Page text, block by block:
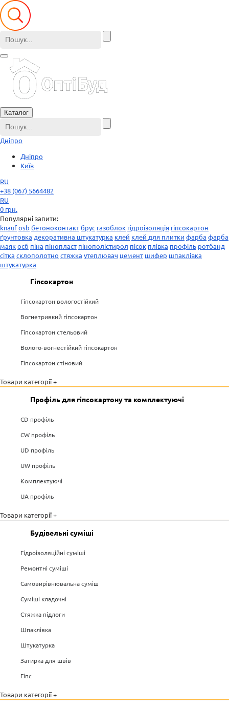
Каталог
Дніпро
Дніпро
Київ
RU
+38 (067) 5664482
RU
0 грн.
Популярні запити:
knaufosb бетоноконтактбрус газоблок гідроізоляція гіпсокартон
ґрунтовка декоративна штукатурка клей клей для плитки фарба фарба
маякосб піна пінопласт пінополістирол пісок плівка профіль ротбанд
сітка склополотно стяжка утеплювач цемент шифер шпаклівка
штукатурка
Гіпсокартон
Гіпсокартон вологостійкий
Вогнетривкий гіпсокартон
Гіпсокартон стельовий
Волого-вогнестійкий гіпсокартон
Гіпсокартон стіновий
Товари категорії +
Профіль для гіпсокартону та комплектуючі
CD профіль
CW профіль
UD профіль
UW профіль
Комплектуючі
UA профіль
Товари категорії +
Будівельні суміші
Гідроізоляційні суміші
Ремонтні суміші
Самовирівнювальна суміш
Суміші кладочні
Стяжка підлоги
Шпаклівка
Штукатурка
Затирка для швів
Гіпс
Товари категорії +